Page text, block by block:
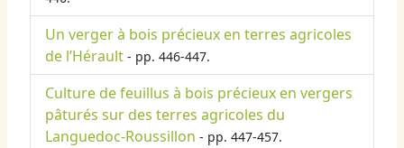
Un verger à bois précieux en terres agricoles
de l’Hérault - pp. 446-447.
Culture de feuillus à bois précieux en vergers
pâturés sur des terres agricoles du
Languedoc-Roussillon - pp. 447-457.